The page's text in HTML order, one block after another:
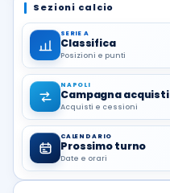
Sezioni calcio
SERIE A
Classifica
Posizioni e punti
NAPOLI
Campagna acquisti
Acquisti e cessioni
CALENDARIO
Prossimo turno
Date e orari